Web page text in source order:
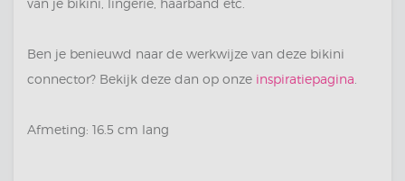
van je bikini, lingerie, haarband etc.
Ben je benieuwd naar de werkwijze van deze bikini
connector? Bekijk deze dan op onze inspiratiepagina
Afmeting: 16.5 cm lang